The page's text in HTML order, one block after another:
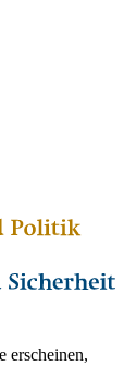
erscheinen,